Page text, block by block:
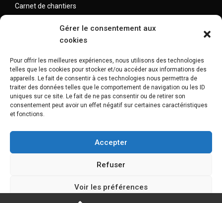
Gérer le consentement aux
cookies
Pour offrir les meilleures expériences, nous utilisons des technologies
telles que les cookies pour stocker et/ou accéder aux informations des
appareils. Le fait de consentir à ces technologies nous permettra de
traiter des données telles que le comportement de navigation ou les ID
uniques sur ce site. Le fait de ne pas consentir ou de retirer son
consentement peut avoir un effet négatif sur certaines caractéristiques
et fonctions.
Accepter
Refuser
Voir les préférences
Carnet de chantiers
Nos réalisations
Extérieurs
Intérieurs
Mentions légales
Maison Bois Côté Sud, 400 Chem. de l'Aubère, 13100 Aix-en-